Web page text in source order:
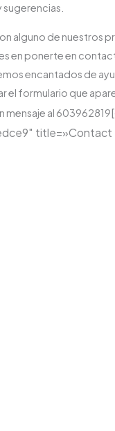
alguno de nuestros
en ponerte en
encantados de
el formulario que
mensaje al 603962819
title=»Contact